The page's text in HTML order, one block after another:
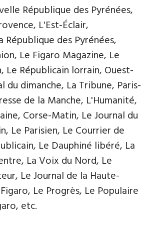
République des Pyrénées,
L'Est-Éclair,
République des Pyrénées,
Le Figaro Magazine, Le
Le Républicain lorrain, Ouest-
du dimanche, La Tribune, Paris-
de la Manche, L'Humanité,
Corse-Matin, Le Journal du
Le Parisien, Le Courrier de
Le Dauphiné libéré, La
La Voix du Nord, Le
Le Journal de la Haute-
Le Progrès, Le Populaire
etc.